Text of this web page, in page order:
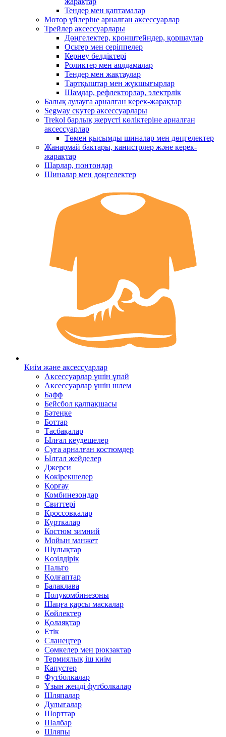
Тендер мен қаптамалар
Мотор үйлеріне арналған аксессуарлар
Трейлер аксессуарлары
Дөңгелектер, кронштейндер, қоршаулар
Осьтер мен серіппелер
Кернеу белдіктері
Роликтер мен аялдамалар
Тендер мен жақтаулар
Тартқыштар мен жүкшығырлар
Шамдар, рефлекторлар, электрлік
Балық аулауға арналған керек-жарақтар
Segway скутер аксессуарлары
Trekol барлық жерүсті көліктеріне арналған
аксессуарлар
Төмен қысымды шиналар мен дөңгелектер
Жанармай бактары, канистрлер және керек-
жарақтар
Шарлар, понтондар
Шиналар мен дөңгелектер
Киім және аксессуарлар
Аксессуарлар үшін ұпай
Аксессуарлар үшін шлем
Бафф
Бейсбол қалпақшасы
Бәтеңке
Боттар
Тасбақалар
Ылғал кеудешелер
Суға арналған костюмдер
Ылғал жейделер
Джерси
Көкірекшелер
Қорғау
Комбинезондар
Свиттері
Кроссовкалар
Курткалар
Костюм зимний
Мойын манжет
Шұлықтар
Көзілдірік
Пальто
Қолғаптар
Балаклава
Полукомбинезоны
Шаңға қарсы маскалар
Көйлектер
Қолаяқтар
Етік
Сланецтер
Сөмкелер мен рюкзактар
Термиялық іш киім
Капустер
Футболкалар
Ұзын жеңді футболкалар
Шляпалар
Дулығалар
Шорттар
Шалбар
Шляпы